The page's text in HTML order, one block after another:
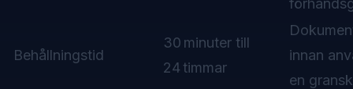
Behållningstid
30 minuter till
24 timmar
innan
en